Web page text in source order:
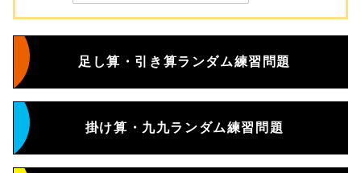
足し算・引き算ランダム練習問題
掛け算・九九ランダム練習問題